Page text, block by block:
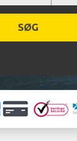
SØG